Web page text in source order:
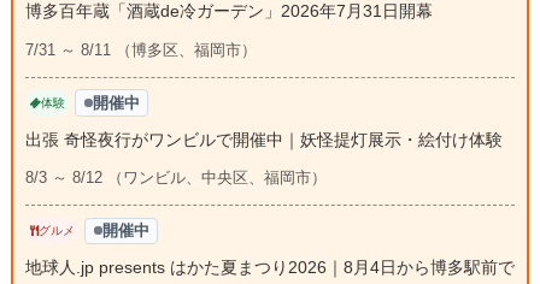
博多百年蔵「酒蔵de冷ガーデン」2026年7月31日開幕
7/31 ～ 8/11 （博多区、福岡市）
体験 開催中
出張 奇怪夜行がワンビルで開催中｜妖怪提灯展示・絵付け体験
8/3 ～ 8/12 （ワンビル、中央区、福岡市）
グルメ 開催中
地球人.jp presents はかた夏まつり2026｜8月4日から博多駅前で